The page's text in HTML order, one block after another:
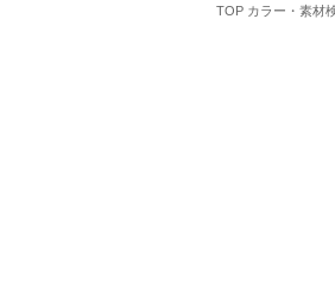
TOP カラー・素材